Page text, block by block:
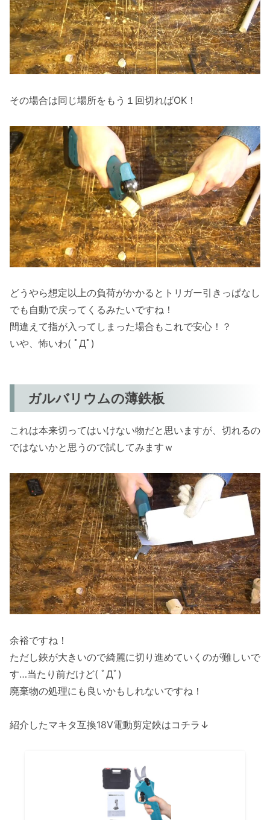
その場合は同じ場所をもう１回切ればOK！
どうやら想定以上の負荷がかかるとトリガー引きっぱなし
でも自動で戻ってくるみたいですね！
間違えて指が入ってしまった場合もこれで安心！？
いや、怖いわ( ﾟДﾟ)
ガルバリウムの薄鉄板
これは本来切ってはいけない物だと思いますが、切れるの
ではないかと思うので試してみますｗ
余裕ですね！
ただし鋏が大きいので綺麗に切り進めていくのが難しいで
す…当たり前だけど( ﾟДﾟ)
廃棄物の処理にも良いかもしれないですね！
紹介したマキタ互換18V電動剪定鋏はコチラ↓